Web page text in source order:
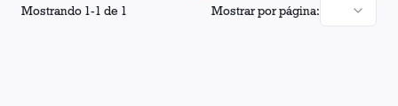
Mostrando 1-1 de 1 Mostrar por página: